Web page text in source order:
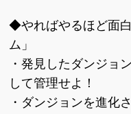
◆やればやるほど面
ム」
・発見したダンジョ
して管理せよ！
・ダンジョンを進化